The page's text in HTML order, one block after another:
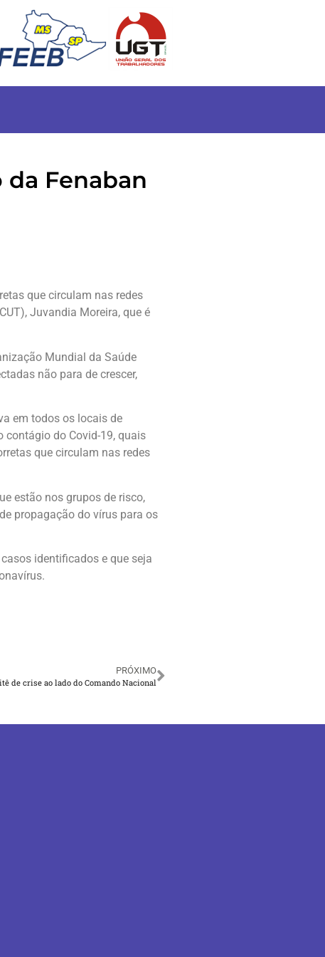
Fenaban
que circulam nas redes
Juvandia Moreira, que é
Mundial da Saúde
não para de crescer,
em todos os locais de
contágio do Covid-19, quais
que circulam nas redes
estão nos grupos de risco,
propagação do vírus para os
identificados e que seja
PRÓXIMO
de crise ao lado do Comando Nacional